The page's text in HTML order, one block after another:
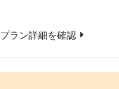
プラン詳細を確認